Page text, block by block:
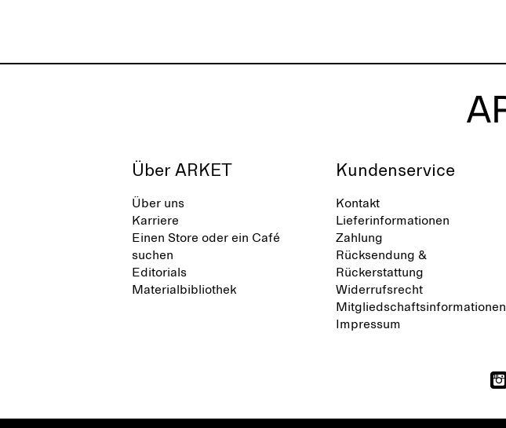
Über ARKET
Über uns
Karriere
Einen Store oder ein Café
suchen
Editorials
Materialbibliothek
Kundenservice
Kontakt
Lieferinformationen
Zahlung
Rücksendung &
Rückerstattung
Widerrufsrecht
Mitgliedschaftsinformationen
Impressum